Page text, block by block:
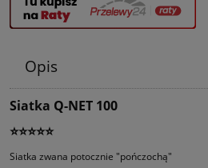
Opis
Siatka Q-NET 100
⭐⭐⭐⭐⭐
Siatka zwana potocznie "pończochą"